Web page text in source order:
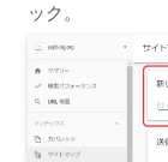
ック。